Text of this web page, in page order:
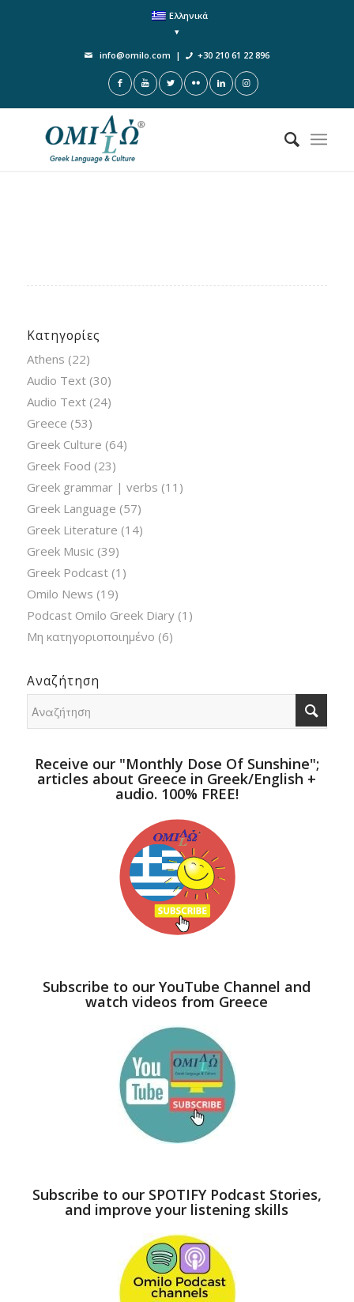
Ελληνικά
info@omilo.com | +30 210 61 22 896
Κατηγορίες
Athens (22)
Audio Text(30)
Audio Text(24)
Greece (53)
Greek Culture (64)
Greek Food (23)
Greek grammar | verbs (11)
Greek Language (57)
Greek Literature (14)
Greek Music (39)
Greek Podcast(1)
Omilo News (19)
Podcast Omilo Greek Diary(1)
Μη κατηγοριοποιημένο (6)
Αναζήτηση
Receive our "Monthly Dose Of Sunshine";
articles about Greece in Greek/English +
audio. 100% FREE!
Subscribe to our YouTube Channel and
watch videos from Greece
Subscribe to our SPOTIFY Podcast Stories,
and improve your listening skills